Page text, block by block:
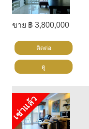
ขาย ฿ 3,800,000
ติดต่อ
ดู
เช่าแล้ว